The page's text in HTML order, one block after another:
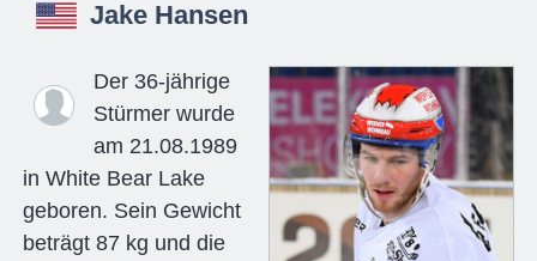
Jake Hansen
Der 36-jährige
Stürmer wurde
am 21.08.1989
in White Bear Lake
geboren. Sein Gewicht
beträgt 87 kg und die